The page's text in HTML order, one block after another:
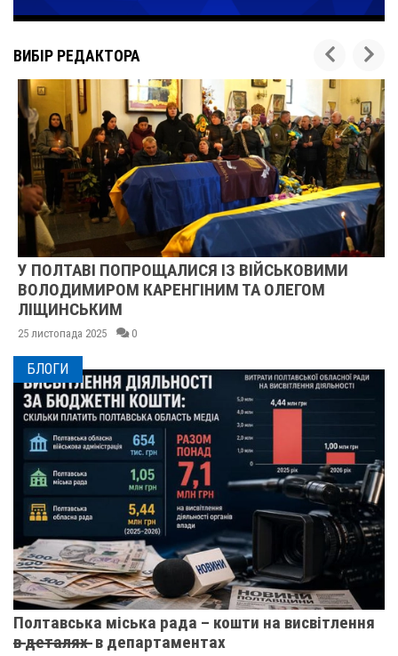
ВИБІР РЕДАКТОРА
У ПОЛТАВІ ПОПРОЩАЛИСЯ ІЗ ВІЙСЬКОВИМИ
ВОЛОДИМИРОМ КАРЕНГІНИМ ТА ОЛЕГОМ
ЛІЩИНСЬКИМ
25 листопада 2025 0
БЛОГИ
Полтавська міська рада – кошти на висвітлення
в̶ ̶д̶е̶т̶а̶л̶я̶х̶ ̶ в департаментах